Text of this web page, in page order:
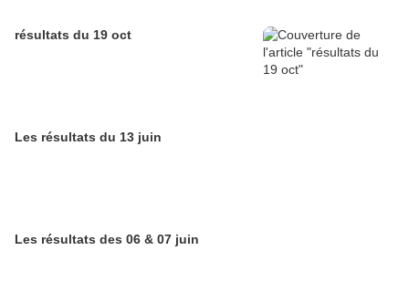
résultats du 19 oct
Les résultats du 13 juin
Les résultats des 06 & 07 juin